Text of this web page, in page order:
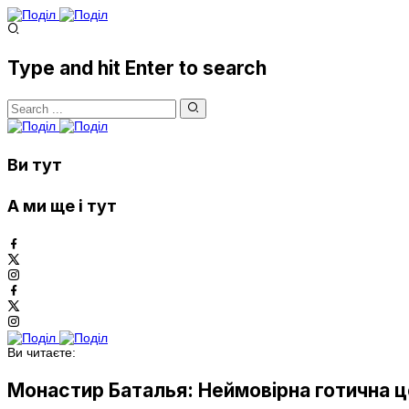
Type and hit Enter to search
Ви тут
А ми ще і тут
Ви читаєте:
Монастир Баталья: Неймовірна готична